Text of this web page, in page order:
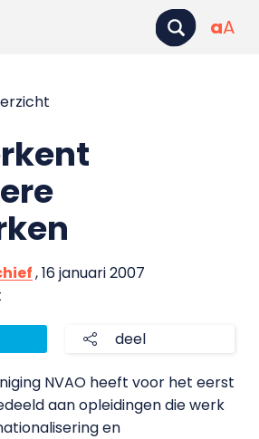
aA
, 16 januari 2007
deel
NVAO heeft voor het eerst
aan opleidingen die werk
en